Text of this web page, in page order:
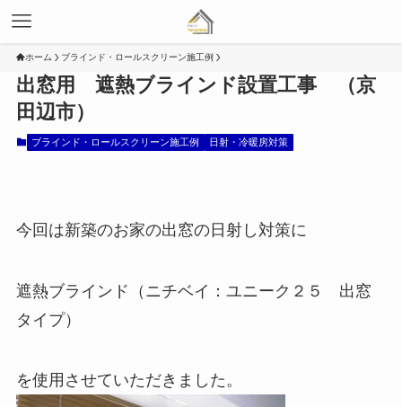
ホーム ブラインド・ロールスクリーン施工例
出窓用 遮熱ブラインド設置工事 （京
田辺市）
ブラインド・ロールスクリーン施工例 日射・冷暖房対策
今回は新築のお家の出窓の日射し対策に
遮熱ブラインド（ニチベイ：ユニーク２５ 出窓
タイプ）
を使用させていただきました。